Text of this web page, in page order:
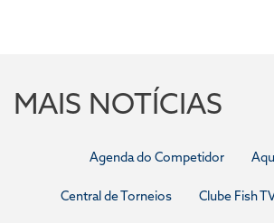
MAIS NOTÍCIAS
Agenda do Competidor
Central de Torneios Clube Fish